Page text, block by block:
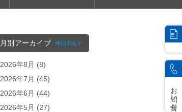
お問い合せ
月別アーカイブ MONTHLY
2026年8月 (8)
2026年7月 (45)
2026年6月 (44)
2026年5月 (27)